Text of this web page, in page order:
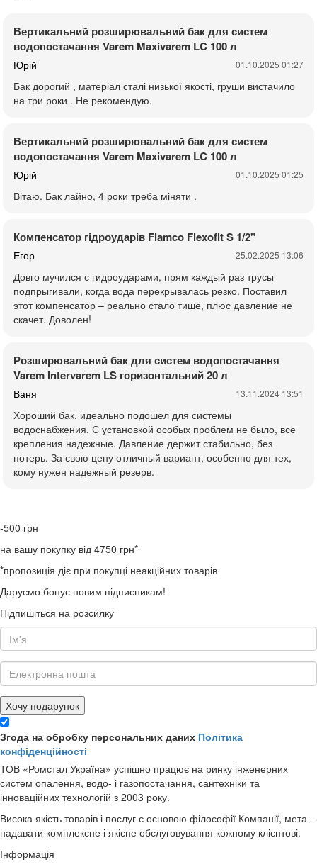
Вертикальний розширювальний бак для систем
водопостачання Varem Maxivarem LC 100 л
Юрій 01.10.2025 01:27
Бак дорогий , матеріал сталі низької якості, груши вистачило
на три роки . Не рекомендую.
Вертикальний розширювальний бак для систем
водопостачання Varem Maxivarem LC 100 л
Юрій 01.10.2025 01:25
Вітаю. Бак лайно, 4 роки треба міняти .
Компенсатор гідроударів Flamco Flexofit S 1/2"
Егор 25.02.2025 13:06
Довго мучился с гидроударами, прям каждый раз трусы
подпрыгивали, когда вода перекрывалась резко. Поставил
этот компенсатор – реально стало тише, плюс давление не
скачет. Доволен!
Розширювальний бак для систем водопостачання
Varem Intervarem LS горизонтальний 20 л
Ваня 13.11.2024 13:51
Хороший бак, идеально подошел для системы
водоснабжения. С установкой особых проблем не было, все
крепления надежные. Давление держит стабильно, без
потерь. За свою цену отличный вариант, особенно для тех,
кому нужен надежный резерв.
-500 грн
на вашу покупку від 4750 грн*
*пропозиція діє при покупці неакційних товарів
Даруємо бонус новим підписникам!
Підпишіться на розсилку
Хочу подарунок
Згода на обробку персональних даних Політика
конфіденційності
ТОВ «Ромстал Україна» успішно працює на ринку інженерних
систем опалення, водо- і газопостачання, сантехніки та
інноваційних технологій з 2003 року.
Висока якість товарів і послуг є основою філософії Компанії, мета –
надавати комплексне і якісне обслуговування кожному клієнтові.
Інформація